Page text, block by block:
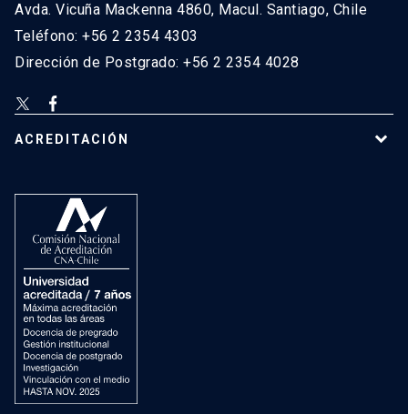
Avda. Vicuña Mackenna 4860, Macul. Santiago, Chile
Teléfono: +56 2 2354 4303
Dirección de Postgrado: +56 2 2354 4028
ACREDITACIÓN